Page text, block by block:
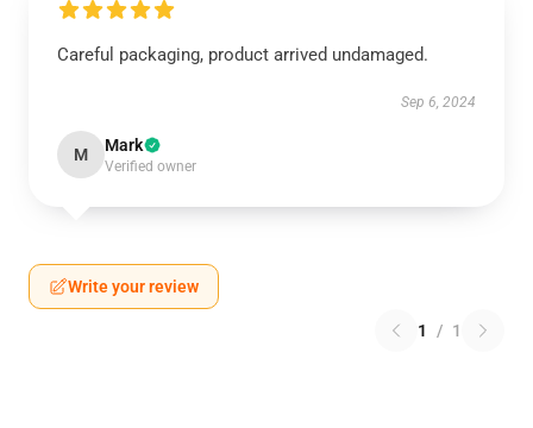
Careful packaging, product arrived undamaged.
Sep 6, 2024
M Mark
Verified owner
Write your review
1 / 1